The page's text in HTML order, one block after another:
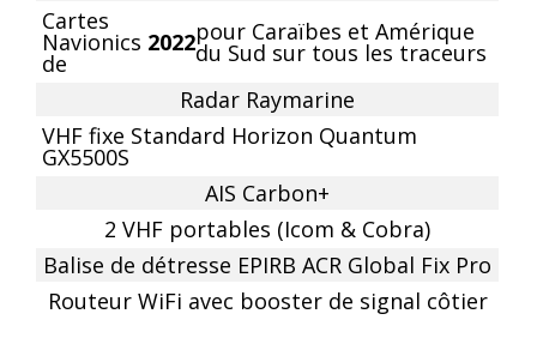
Cartes
Navionics
de
2022pour Caraïbes et Amérique
du Sud sur tous les traceurs
Radar Raymarine
VHF fixe Standard Horizon Quantum
GX5500S
AIS Carbon+
2 VHF portables (Icom & Cobra)
Balise de détresse EPIRB ACR Global Fix Pro
Routeur WiFi avec booster de signal côtier